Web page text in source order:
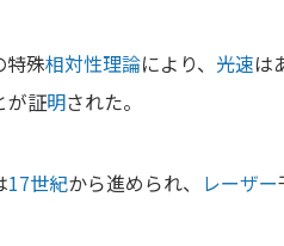
特殊相対性理論により、 光速は
が証明された。
17世紀から進められ、 レーザー